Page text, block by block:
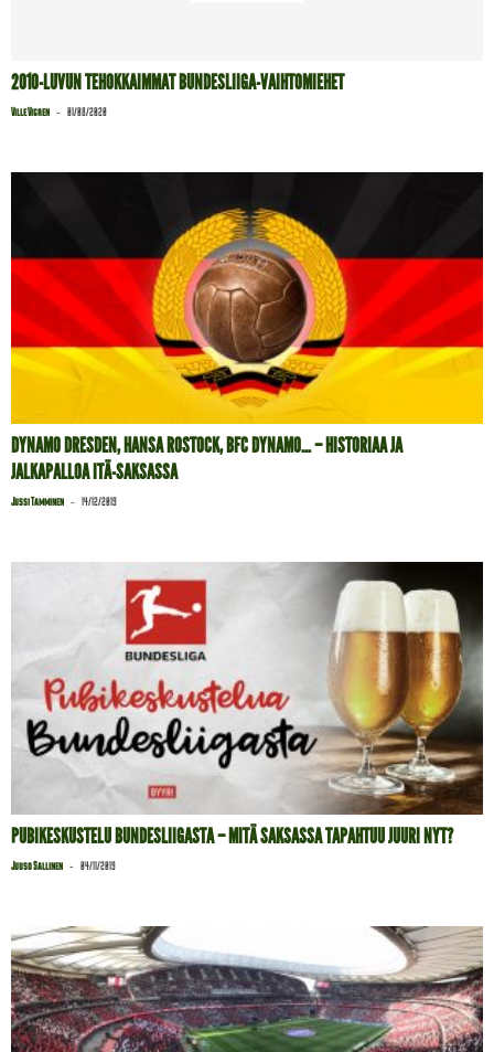
2010-LUVUN TEHOKKAIMMAT BUNDESLIIGA-VAIHTOMIEHET
Ville Vigren - 01/08/2020
DYNAMO DRESDEN, HANSA ROSTOCK, BFC DYNAMO… – HISTORIAA JA
JALKAPALLOA ITÄ-SAKSASSA
Jussi Tamminen - 14/12/2019
PUBIKESKUSTELU BUNDESLIIGASTA – MITÄ SAKSASSA TAPAHTUU JUURI NYT?
Juuso Sallinen - 04/11/2019